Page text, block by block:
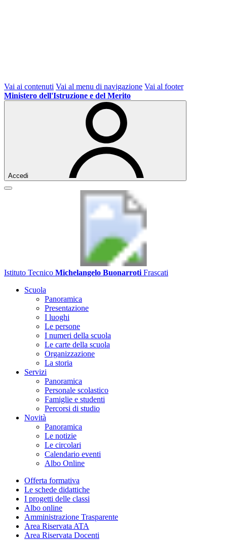
Vai ai contenuti Vai al menu di navigazione Vai al footer
Ministero dell'Istruzione e del Merito
Accedi
Istituto Tecnico Michelangelo Buonarroti Frascati
Scuola
Panoramica
Presentazione
I luoghi
Le persone
I numeri della scuola
Le carte della scuola
Organizzazione
La storia
Servizi
Panoramica
Personale scolastico
Famiglie e studenti
Percorsi di studio
Novità
Panoramica
Le notizie
Le circolari
Calendario eventi
Albo Online
Offerta formativa
Le schede didattiche
I progetti delle classi
Albo online
Amministrazione Trasparente
Area Riservata ATA
Area Riservata Docenti